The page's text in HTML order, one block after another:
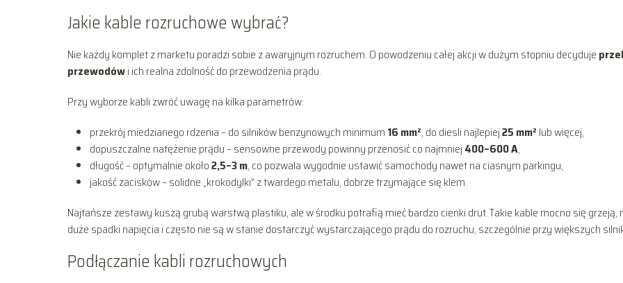
Jakie kable rozruchowe wybrać?
Nie każdy komplet z marketu poradzi sobie z awaryjnym rozruchem. O powodzeniu całej akcji w dużym stopniu decyduje
przewodówi ich realna zdolność do przewodzenia prądu.
Przy wyborze kabli zwróć uwagę na kilka parametrów:
przekrój miedzianego rdzenia – do silników benzynowych minimum 16 mm², do diesli najlepiej25 mm² lub więcej,
dopuszczalne natężenie prądu – sensowne przewody powinny przenosić co najmniej 400–600 A,
długość – optymalnie około2,5–3 m, co pozwala wygodnie ustawić samochody nawet na ciasnym parkingu,
jakość zacisków – solidne „krokodylki” z twardego metalu, dobrze trzymające się klem.
Najtańsze zestawy kuszą grubą warstwą plastiku, ale w środku potrafią mieć bardzo cienki drut. Takie kable mocno się grzeją,
duże spadki napięcia i często nie są w stanie dostarczyć wystarczającego prądu do rozruchu, szczególnie przy większych
Podłączanie kabli rozruchowych